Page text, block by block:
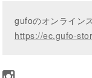
gufoのオンライン
https://ec.gufo-